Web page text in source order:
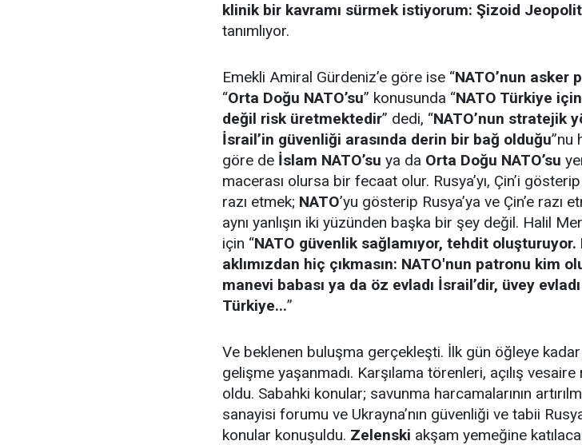
klinik bir kavramı sürmek istiyorum: Şizoid
tanımlıyor.
Emekli Amiral Gürdeniz’e göre ise “NATO’nun asker
“Orta Doğu NATO’su” konusunda “NATO Türkiye
değil risk üretmektedir” dedi, “NATO’nun stratejik
İsrail’in güvenliği arasında derin bir bağ olduğu”nu
göre de İslam NATO’su ya da Orta Doğu NATO’su
macerası olursa bir fecaat olur. Rusya’yı, Çin’i gösterip
razı etmek; NATO’yu gösterip Rusya’ya ve Çin’e razı
aynı yanlışın iki yüzünden başka bir şey değil. Halil
için “NATO güvenlik sağlamıyor, tehdit oluşturuyor.
aklımızdan hiç çıkmasın: NATO'nun patronu kim
manevi babası ya da öz evladı İsrail’dir, üvey
Türkiye...”
Ve beklenen buluşma gerçekleşti. İlk gün öğleye
gelişme yaşanmadı. Karşılama törenleri, açılış
oldu. Sabahki konular; savunma harcamalarının
sanayisi forumu ve Ukrayna’nın güvenliği ve tabii
konular konuşuldu. Zelenski akşam yemeğine